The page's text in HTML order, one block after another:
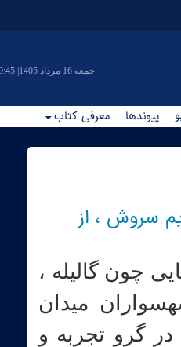
|جمعه 16 مرداد 1405
پیوندها معرفی کتاب
سروش ، از
چون گالیله ،
میدان
گرو تجربه و